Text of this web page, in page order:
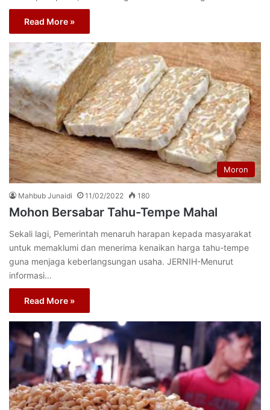
Read More »
Moron
Mahbub Junaidi 11/02/2022 180
Mohon Bersabar Tahu-Tempe Mahal
Sekali lagi, Pemerintah menaruh harapan kepada masyarakat
untuk memaklumi dan menerima kenaikan harga tahu-tempe
guna menjaga keberlangsungan usaha. JERNIH-Menurut
informasi…
Read More »